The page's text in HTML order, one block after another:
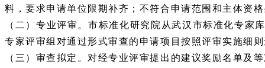
料，要求申请单位限期补齐；不符合申请范围和主体资
（二）专业评审。市标准化研究院从武汉市标准化专
专家评审组对通过形式审查的申请项目按照评审实施细
（三）审查拟定。对经专业评审提出的建议奖励名单及